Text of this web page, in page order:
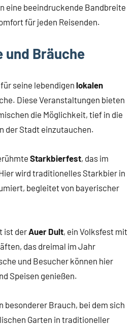
eine beeindruckende Bandbreite
für jeden Reisenden.
und Bräuche
seine lebendigen lokalen
Diese Veranstaltungen bieten
die Möglichkeit, tief in die
der Stadt einzutauchen.
Starkbierfest, das im
wird traditionelles Starkbier in
begleitet von bayerischer
ist derAuer Dult, ein Volksfest mit
das dreimal im Jahr
und Besucher können hier
Speisen genießen.
besonderer Brauch, bei dem sich
Garten in traditioneller